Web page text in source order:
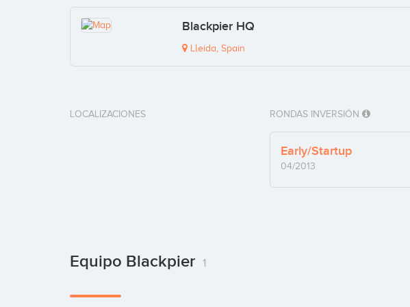
Blackpier HQ
Lleida, Spain
LOCALIZACIONES RONDAS INVERSIÓN
Early/Startup
04/2013
Equipo Blackpier 1